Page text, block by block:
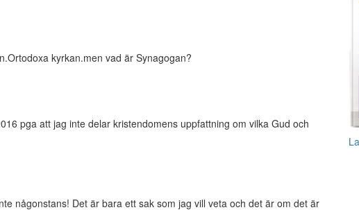
kyrkan.men vad är Synagogan?
pga att jag inte delar kristendomens uppfattning om vilka Gud och
någonstans! Det är bara ett sak som jag vill veta och det är om det är